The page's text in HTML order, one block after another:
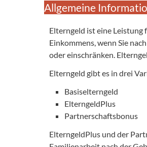
Allgemeine
Elterngeld ist eine Leistung
Einkommens, wenn Sie
oder einschränken.
Elterngeld gibt es in drei
Basiselterngeld
ElterngeldPlus
Partnerschaftsbonus
ElterngeldPlus und der